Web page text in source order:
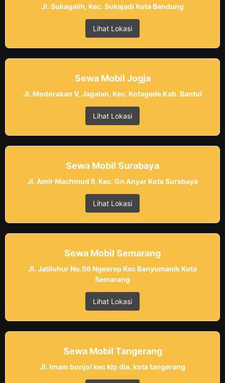
Jl. Sukagalih, Kec. Sukajadi Kota Bandung
Lihat Lokasi
Sewa Mobil Jogja
Jl. Modorakan V, Jagalan, Kec. Kotagede Kab. Bantul
Lihat Lokasi
Sewa Mobil Surabaya
Jl. Amir Machmud II, Kec. Gn Anyar Kota Surabaya
Lihat Lokasi
Sewa Mobil Semarang
Jl. Jatiluhur No.56 Ngesrep Kec Banyumanik Kota
Semarang
Lihat Lokasi
Sewa Mobil Tangerang
Jl. Imam bonjol kec klp dia, kota tangerang